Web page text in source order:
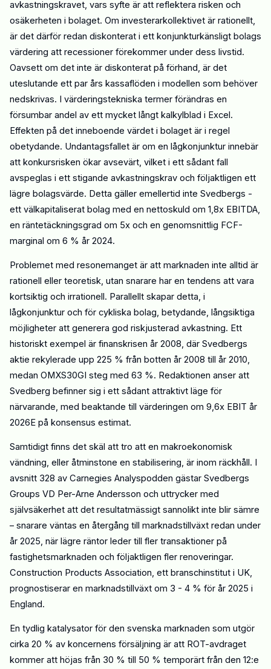
avkastningskravet, vars syfte är att reflektera risken och
osäkerheten i bolaget. Om investerarkollektivet är rationellt,
är det därför redan diskonterat i ett konjunkturkänsligt bolags
värdering att recessioner förekommer under dess livstid.
Oavsett om det inte är diskonterat på förhand, är det
uteslutande ett par års kassaflöden i modellen som behöver
nedskrivas. I värderingstekniska termer förändras en
försumbar andel av ett mycket långt kalkylblad i Excel.
Effekten på det inneboende värdet i bolaget är i regel
obetydande. Undantagsfallet är om en lågkonjunktur innebär
att konkursrisken ökar avsevärt, vilket i ett sådant fall
avspeglas i ett stigande avkastningskrav och följaktligen ett
lägre bolagsvärde. Detta gäller emellertid inte Svedbergs -
ett välkapitaliserat bolag med en nettoskuld om 1,8x EBITDA,
en räntetäckningsgrad om 5x och en genomsnittlig FCF-
marginal om 6 % år 2024.
Problemet med resonemanget är att marknaden inte alltid är
rationell eller teoretisk, utan snarare har en tendens att vara
kortsiktig och irrationell. Parallellt skapar detta, i
lågkonjunktur och för cykliska bolag, betydande, långsiktiga
möjligheter att generera god riskjusterad avkastning. Ett
historiskt exempel är finanskrisen år 2008 , där Svedbergs
aktie rekylerade upp 225 % från botten år 2008 till år 2010,
medan OMXS30GI steg med 63 %. Redaktionen anser att
Svedberg befinner sig i ett sådant attraktivt läge för
närvarande, med beaktande till värderingen om 9,6x EBIT år
2026E på konsensus estimat.
Samtidigt finns det skäl att tro att en makroekonomisk
vändning, eller åtminstone en stabilisering, är inom räckhåll. I
avsnitt 328 av Carnegies Analyspodden gästar Svedbergs
Groups VD Per-Arne Andersson och uttrycker med
självsäkerhet att det resultatmässigt sannolikt inte blir sämre
– snarare väntas en återgång till marknadstillväxt redan under
år 2025 , när lägre räntor leder till fler transaktioner på
fastighetsmarknaden och följaktligen fler renoveringar.
Construction Products Association , ett branschinstitut i UK,
prognostiserar en marknadstillväxt om 3 - 4 % för år 2025 i
England.
En tydlig katalysator för den svenska marknaden som utgör
cirka 20 % av koncernens försäljning är att ROT-avdraget
kommer att höjas från 30 % till 50 % temporärt från den 12:e